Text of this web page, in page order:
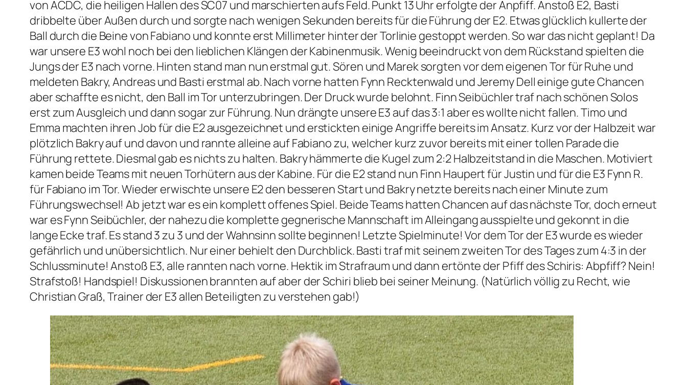
von ACDC, die heiligen Hallen des SC07 und marschierten aufs Feld. Punkt 13 Uhr erfolgte der Anpfiff. Anstoß E2, Basti
dribbelte über Außen durch und sorgte nach wenigen Sekunden bereits für die Führung der E2. Etwas glücklich kullerte der
Ball durch die Beine von Fabiano und konnte erst Millimeter hinter der Torlinie gestoppt werden. So war das nicht geplant! Da
war unsere E3 wohl noch bei den lieblichen Klängen der Kabinenmusik. Wenig beeindruckt von dem Rückstand spielten die
Jungs der E3 nach vorne. Hinten stand man nun erstmal gut. Sören und Marek sorgten vor dem eigenen Tor für Ruhe und
meldeten Bakry, Andreas und Basti erstmal ab. Nach vorne hatten Fynn Recktenwald und Jeremy Dell einige gute Chancen
aber schaffte es nicht, den Ball im Tor unterzubringen. Der Druck wurde belohnt. Finn Seibüchler traf nach schönen Solos
erst zum Ausgleich und dann sogar zur Führung. Nun drängte unsere E3 auf das 3:1 aber es wollte nicht fallen. Timo und
Emma machten ihren Job für die E2 ausgezeichnet und erstickten einige Angriffe bereits im Ansatz. Kurz vor der Halbzeit war
plötzlich Bakry auf und davon und rannte alleine auf Fabiano zu, welcher kurz zuvor bereits mit einer tollen Parade die
Führung rettete. Diesmal gab es nichts zu halten. Bakry hämmerte die Kugel zum 2:2 Halbzeitstand in die Maschen. Motiviert
kamen beide Teams mit neuen Torhütern aus der Kabine. Für die E2 stand nun Finn Haupert für Justin und für die E3 Fynn R.
für Fabiano im Tor. Wieder erwischte unsere E2 den besseren Start und Bakry netzte bereits nach einer Minute zum
Führungswechsel! Ab jetzt war es ein komplett offenes Spiel. Beide Teams hatten Chancen auf das nächste Tor, doch erneut
war es Fynn Seibüchler, der nahezu die komplette gegnerische Mannschaft im Alleingang ausspielte und gekonnt in die
lange Ecke traf. Es stand 3 zu 3 und der Wahnsinn sollte beginnen! Letzte Spielminute! Vor dem Tor der E3 wurde es wieder
gefährlich und unübersichtlich. Nur einer behielt den Durchblick. Basti traf mit seinem zweiten Tor des Tages zum 4:3 in der
Schlussminute! Anstoß E3, alle rannten nach vorne. Hektik im Strafraum und dann ertönte der Pfiff des Schiris: Abpfiff? Nein!
Strafstoß! Handspiel! Diskussionen brannten auf aber der Schiri blieb bei seiner Meinung. (Natürlich völlig zu Recht, wie
Christian Graß, Trainer der E3 allen Beteiligten zu verstehen gab!)